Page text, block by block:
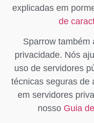
explicadas em
de
Sparrow também
privacidade. Nós
uso de servidores
técnicas seguras de
em servidores
nosso Guia